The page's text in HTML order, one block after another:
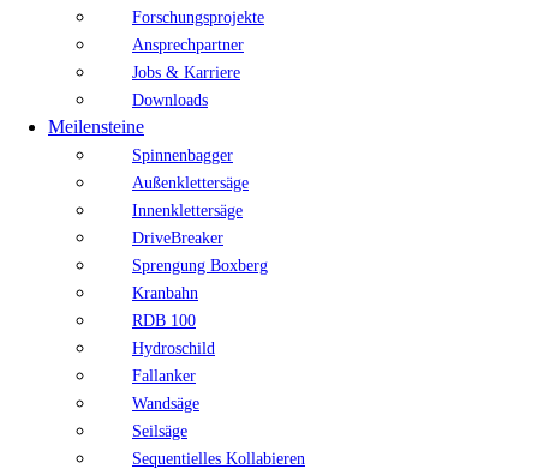
Forschungsprojekte
Ansprechpartner
Jobs & Karriere
Downloads
Meilensteine
Spinnenbagger
Außenklettersäge
Innenklettersäge
DriveBreaker
Sprengung Boxberg
Kranbahn
RDB 100
Hydroschild
Fallanker
Wandsäge
Seilsäge
Sequentielles Kollabieren